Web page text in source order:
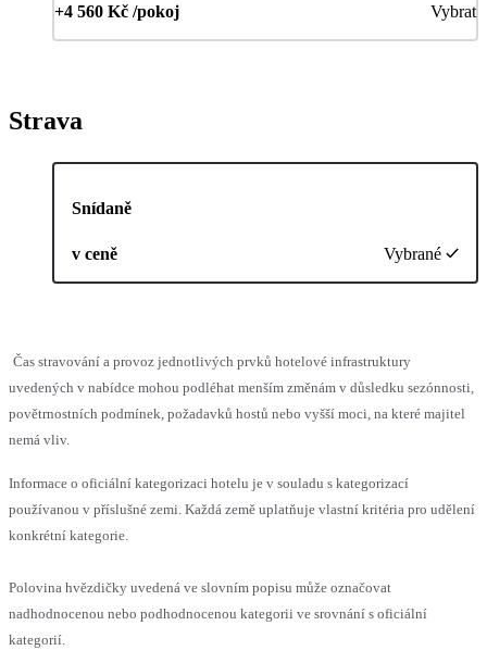
+4 560 Kč /pokoj Vybrat
Strava
Snídaně
v ceně Vybrané
Čas stravování a provoz jednotlivých prvků hotelové infrastruktury
uvedených v nabídce mohou podléhat menším změnám v důsledku sezónnosti,
povětrnostních podmínek, požadavků hostů nebo vyšší moci, na které majitel
nemá vliv.
Informace o oficiální kategorizaci hotelu je v souladu s kategorizací
používanou v příslušné zemi. Každá země uplatňuje vlastní kritéria pro udělení
konkrétní kategorie.
Polovina hvězdičky uvedená ve slovním popisu může označovat
nadhodnocenou nebo podhodnocenou kategorii ve srovnání s oficiální
kategorií.